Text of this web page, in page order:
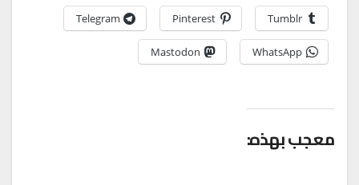
Tumblr
Pinterest
Telegram
WhatsApp
Mastodon
معجب بهذه: